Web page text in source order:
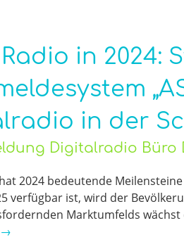
Radio in
in der
Digitalradio Büro
2024 bedeutende
verfügbar ist, wird der
Marktumfelds
→